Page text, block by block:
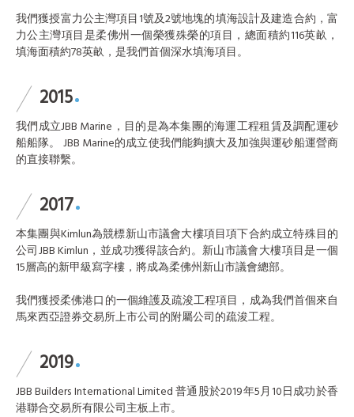
我們獲授富力公主灣項目1號及2號地塊的填海設計及建造合約，富
力公主灣項目是柔佛州一個榮獲殊榮的項目，總面積約116英畝，
填海面積約78英畝，是我們首個深水填海項目。
2015
我們成立JBB Marine，目的是為本集團的海運工程租賃及調配運砂
船船隊。 JBB Marine的成立使我們能夠擴大及加強與運砂船運營商
的直接聯繫。
2017
本集團與Kimlun為競標新山市議會大樓項目項下合約成立特殊目的
公司JBB Kimlun，並成功獲得該合約。新山市議會大樓項目是一個
15層高的新甲級寫字樓，將成為柔佛州新山市議會總部。
我們獲授柔佛港口的一個維護及疏浚工程項目，成為我們首個來自
馬來西亞證券交易所上市公司的附屬公司的疏浚工程。
2019
JBB Builders International Limited 普通股於2019年5月10日成功於香
港聯合交易所有限公司主板上市。